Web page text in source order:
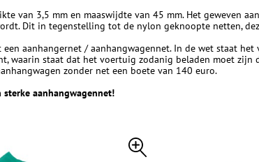
van 3,5 mm en maaswijdte van 45 mm. Het geweven
Dit in tegenstelling tot de nylon geknoopte netten,
aanhangernet / aanhangwagennet. In de wet staat
waarin staat dat het voertuig zodanig beladen moet
zonder net een boete van 140 euro.
aanhangwagennet!